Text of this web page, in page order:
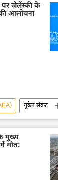
डोनाल्ड ट्रंप
पर ज़ेलेंस्की के
की आलोचना
यूक्रेन संकट
मास्को
परमाणु संयंत्र
विदेश मंत्रालय
के मुख्य
मौत: